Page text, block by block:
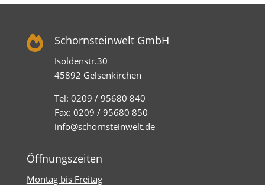
 Schornsteinwelt GmbH
Isoldenstr.30
45892 Gelsenkirchen
Tel: 0209 / 95680 840
Fax: 0209 / 95680 850
info@schornsteinwelt.de
Öffnungszeiten
Montag bis Freitag